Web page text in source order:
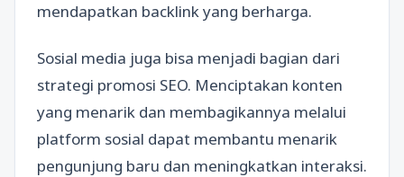
mendapatkan backlink yang berharga.
Sosial media juga bisa menjadi bagian dari
strategi promosi SEO. Menciptakan konten
yang menarik dan membagikannya melalui
platform sosial dapat membantu menarik
pengunjung baru dan meningkatkan interaksi.